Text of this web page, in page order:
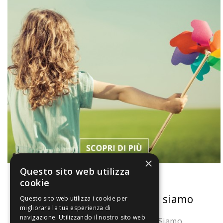
La nostra convenienza Chi siamo
×
Questo sito web utilizza
cookie
Questo sito web utilizza i cookie per
migliorare la tua esperienza di
navigazione. Utilizzando il nostro sito web